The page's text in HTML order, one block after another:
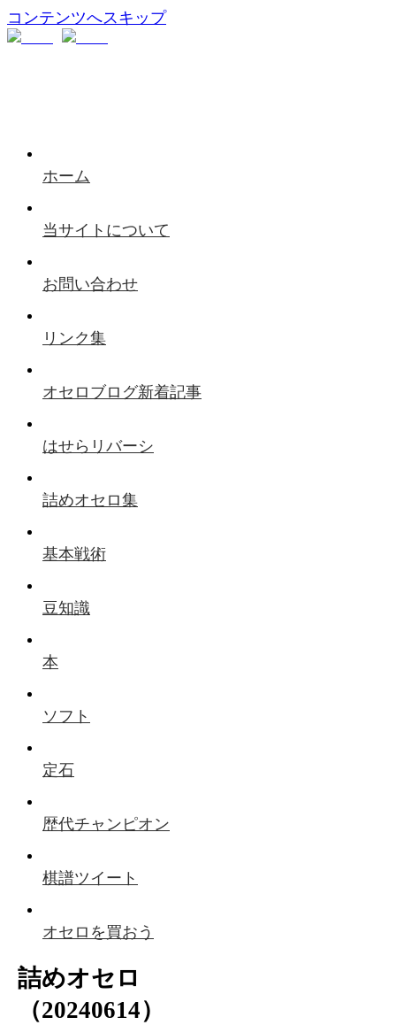
コンテンツへスキップ
ホーム
当サイトについて
お問い合わせ
リンク集
オセロブログ新着記事
はせらリバーシ
詰めオセロ集
基本戦術
豆知識
本
ソフト
定石
歴代チャンピオン
棋譜ツイート
オセロを買おう
詰めオセロ
（20240614）